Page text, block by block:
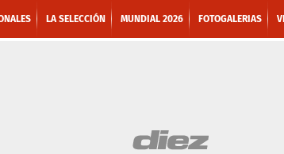
LA SELECCIÓN MUNDIAL 2026 FOTOGALERIAS